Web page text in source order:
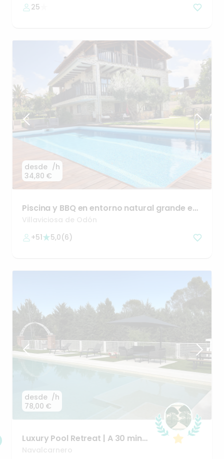
25
desde
34,80 €
/h
Piscina y BBQ en entorno natural grande en
Villaviciosa
Villaviciosa de Odón
+51
5,0(6)
desde
78,00 €
/h
Luxury Pool Retreat | A 30 min
de Madrid
Navalcarnero